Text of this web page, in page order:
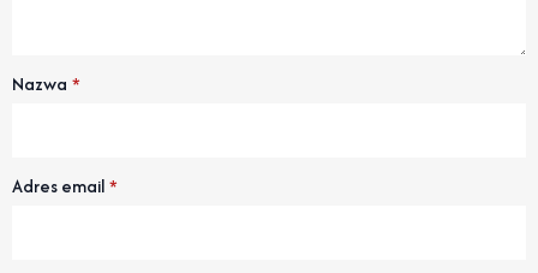
Nazwa *
Adres email*